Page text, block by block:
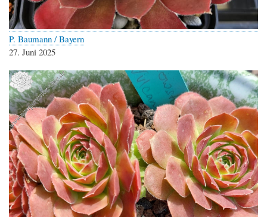
P. Baumann / Bayern
27. Juni 2025